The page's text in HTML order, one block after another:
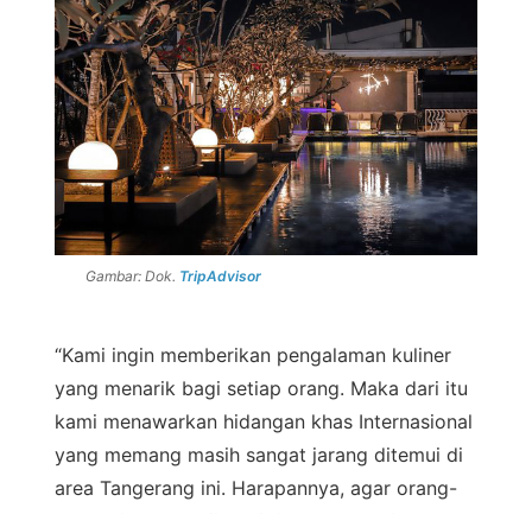
Gambar: Dok. TripAdvisor
“Kami ingin memberikan pengalaman kuliner
yang menarik bagi setiap orang. Maka dari itu
kami menawarkan hidangan khas Internasional
yang memang masih sangat jarang ditemui di
area Tangerang ini. Harapannya, agar orang-